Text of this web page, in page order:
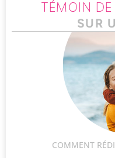
TÉMOIN DE
SUR
COMMENT